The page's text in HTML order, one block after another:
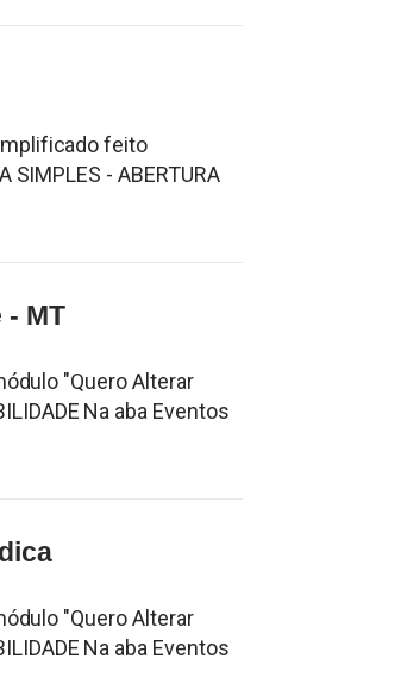
feito
- ABERTURA
- MT
"Quero Alterar
Na aba Eventos
"Quero Alterar
Na aba Eventos